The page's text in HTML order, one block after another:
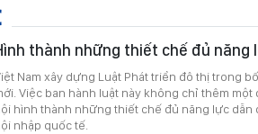
thành những thiết chế đủ
Nam xây dựng Luật Phát triển đô thị trong
Việc ban hành luật này không chỉ thêm
hình thành những thiết chế đủ năng lực dẫn
nhập quốc tế.